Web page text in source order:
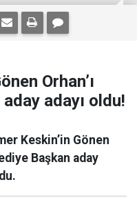
Orhan’ı
adayı oldu!
Keskin’in Gönen
Başkan aday